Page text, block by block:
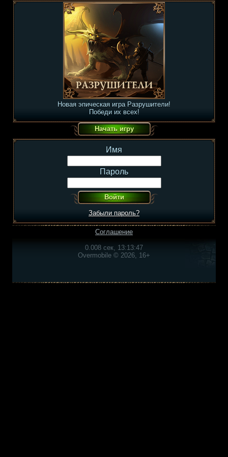
Новая эпическая игра Разрушители!
Победи их всех!
Имя
Пароль
Забыли пароль?
Соглашение
0.008 сек, 13:13:47
Overmobile © 2026, 16+